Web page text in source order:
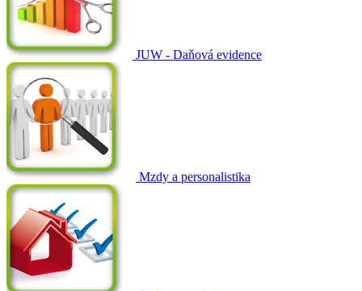
JUW - Daňová evidence
Mzdy a personalistika